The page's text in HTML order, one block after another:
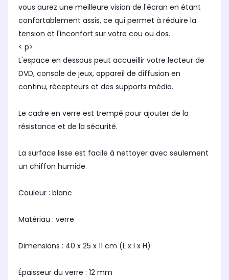
vous aurez une meilleure vision de l'écran en étant
confortablement assis, ce qui permet à réduire la
tension et l'inconfort sur votre cou ou dos.
< p>
L'espace en dessous peut accueillir votre lecteur de
DVD, console de jeux, appareil de diffusion en
continu, récepteurs et des supports média.
Le cadre en verre est trempé pour ajouter de la
résistance et de la sécurité.
La surface lisse est facile à nettoyer avec seulement
un chiffon humide.
Couleur : blanc
Matériau : verre
Dimensions : 40 x 25 x 11 cm (L x l x H)
Épaisseur du verre : 12 mm